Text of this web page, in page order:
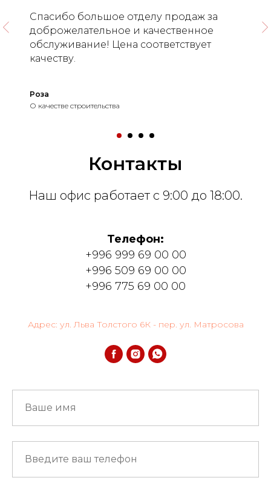
Спасибо большое отделу продаж за
доброжелательное и качественное
обслуживание! Цена соответствует
качеству.
Роза
О качестве строительства
Контакты
Наш офис работает с 9:00 до 18:00.
Телефон:
+996 999 69 0 0 00
+996 509 69 00 00
+996 775 69 00 00
Адрес: ул. Льва Толстого 6К - пер. ул. Матросова